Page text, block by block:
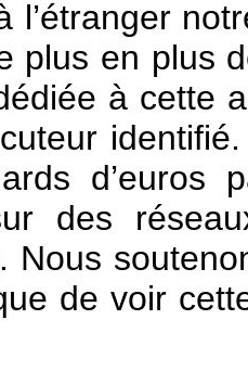
l’étranger
plus en plus
à cette
d’euros
des
Nous
de voir